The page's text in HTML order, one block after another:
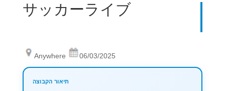
サッカーライブ
Anywhere 06/03/2025